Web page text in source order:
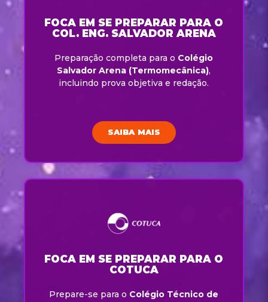
FOCA EM SE PREPARAR PARA O
COL. ENG. SALVADOR ARENA
Preparação completa para o Colégio
Salvador Arena (Termomecânica),
incluindo prova objetiva e redação.
SAIBA MAIS
FOCA EM SE PREPARAR PARA O
COTUCA
Prepare-se para o Colégio Técnico de